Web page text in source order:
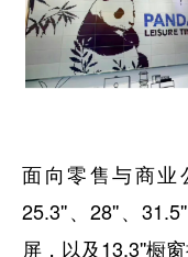
面向零售与商业
25.3''、28''、
屏，以及13.3''橱窗